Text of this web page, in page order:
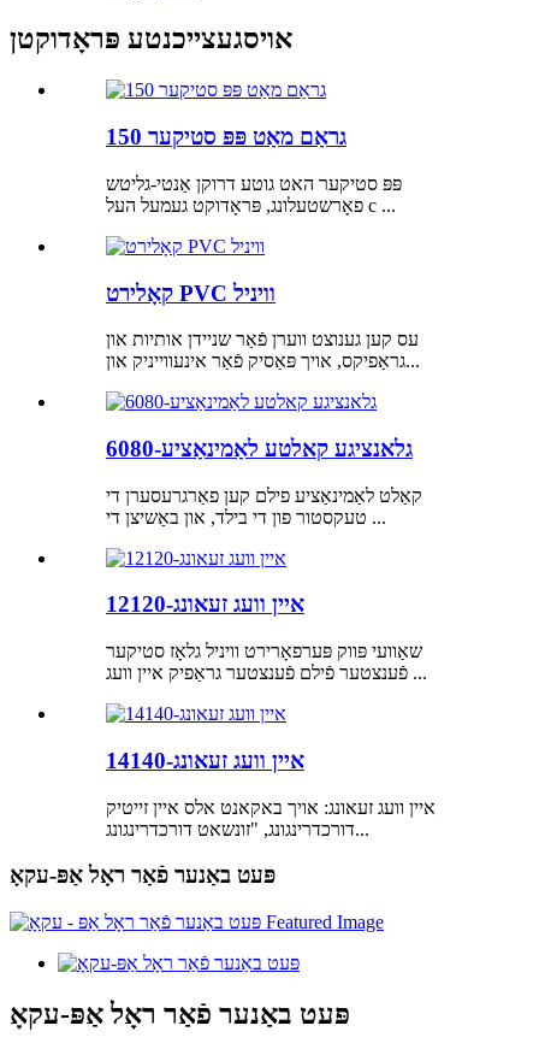
אויסגעצייכנטע פּראָדוקטן
150 גראַם מאַט פּפּ סטיקער
פּפּ סטיקער האט גוטע דרוקן אַנטי-גליטש
פאָרשטעלונג, פּראָדוקט געמעל העל c ...
קאָלירט PVC וויניל
עס קען גענוצט ווערן פֿאַר שניידן אותיות און
גראַפיקס, אויך פּאַסיק פֿאַר אינעווייניק און...
גלאנציגע קאלטע לאַמינאַציע-6080
קאַלט לאַמינאַציע פילם קען פאַרגרעסערן די
טעקסטור פון די בילד, און באַשיצן די ...
איין וועג זעאונג-12120
שאַוועי פּווק פּערפאָרירט וויניל גלאָז סטיקער
פֿענצטער פֿילם פֿענצטער גראַפיק איין וועג ...
איין וועג זעאונג-14140
איין וועג זעאונג: אויך באקאנט אלס איין זייטיק
דורכדרינגונג, "זונשאט דורכדרינגונג...
פּעט באַנער פֿאַר ראָל אַפּ-עקאָ
פּעט באַנער פֿאַר ראָל אַפּ-עקאָ